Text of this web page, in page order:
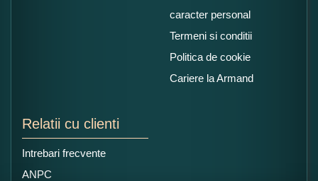
caracter personal
Termeni si conditii
Politica de cookie
Cariere la Armand
Relatii cu clienti
Intrebari frecvente
ANPC